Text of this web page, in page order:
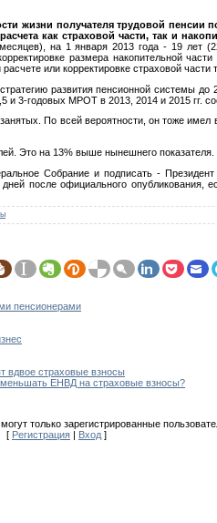
жизни получателя трудовой пенсии
как страховой части, так и
на 1 января 2013 года - 19 лет
размера накопительной
или корректировке страховой части
развития пенсионной системы
3-годовых МРОТ в 2013, 2014 и 2015 гг.
По всей вероятности, он тоже имел
Это на 13% выше нынешнего показателя.
Собрание и подписать -
после официального опубликования,
пенсионерами
вдвое страховые взносы
ЕНВД на страховые взносы?
только зарегистрированные
[ Регистрация | Вход ]